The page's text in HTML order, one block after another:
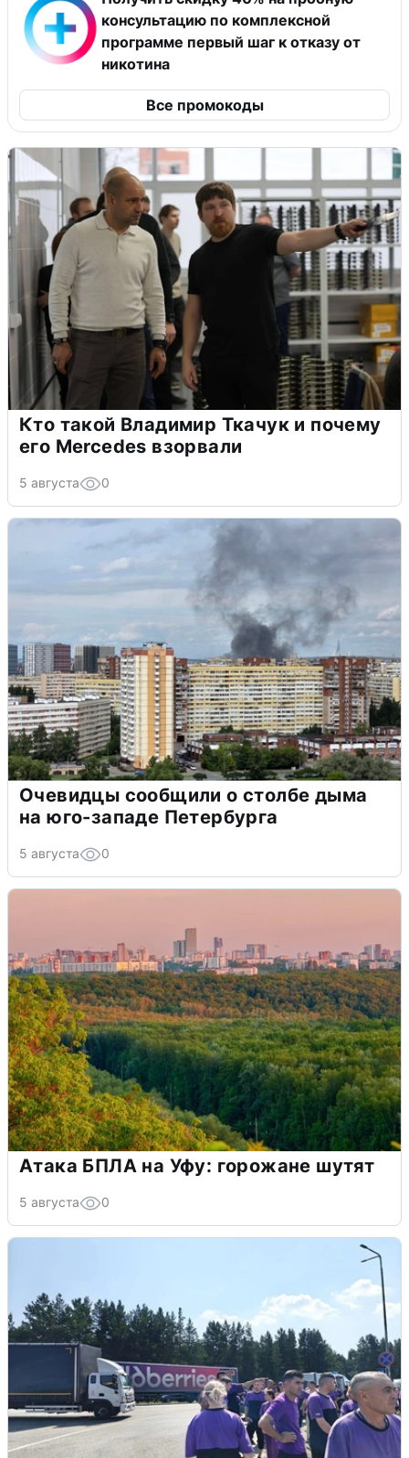
консультацию по комплексной
программе первый шаг к отказу от
никотина
Все промокоды
Кто такой Владимир Ткачук и почему
его Mercedes взорвали
5 августа 0
Очевидцы сообщили о столбе дыма
на юго-западе Петербурга
5 августа 0
Атака БПЛА на Уфу: горожане шутят
5 августа 0